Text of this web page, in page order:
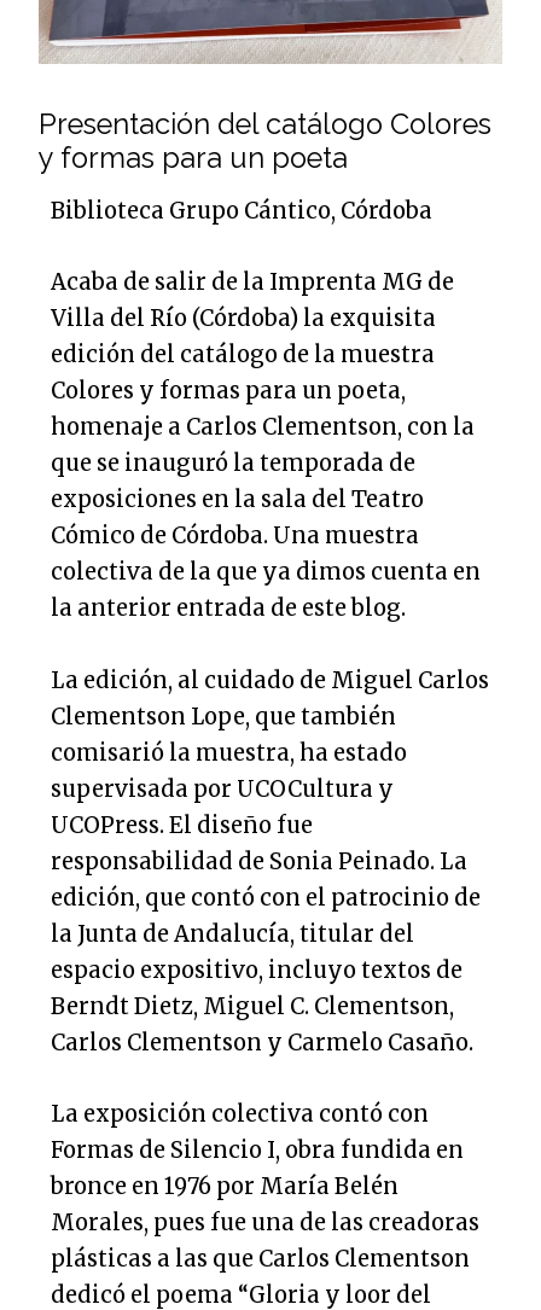
Presentación del catálogo Colores
y formas para un poeta
Biblioteca Grupo Cántico, Córdoba
Acaba de salir de la Imprenta MG de
Villa del Río (Córdoba) la exquisita
edición del catálogo de la muestra
Colores y formas para un poeta,
homenaje a Carlos Clementson, con la
que se inauguró la temporada de
exposiciones en la sala del Teatro
Cómico de Córdoba. Una muestra
colectiva de la que ya dimos cuenta en
la anterior entrada de este blog.
La edición, al cuidado de Miguel Carlos
Clementson Lope, que también
comisarió la muestra, ha estado
supervisada por UCOCultura y
UCOPress. El diseño fue
responsabilidad de Sonia Peinado. La
edición, que contó con el patrocinio de
la Junta de Andalucía, titular del
espacio expositivo, incluyo textos de
Berndt Dietz, Miguel C. Clementson,
Carlos Clementson y Carmelo Casaño.
La exposición colectiva contó con
Formas de Silencio I, obra fundida en
bronce en 1976 por María Belén
Morales, pues fue una de las creadoras
plásticas a las que Carlos Clementson
dedicó el poema “Gloria y loor del